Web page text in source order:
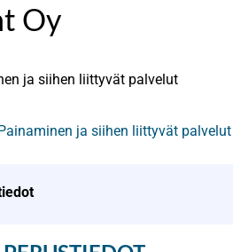
Oy
ja siihen liittyvät palvelut
Painaminen ja siihen liittyvät palvelut